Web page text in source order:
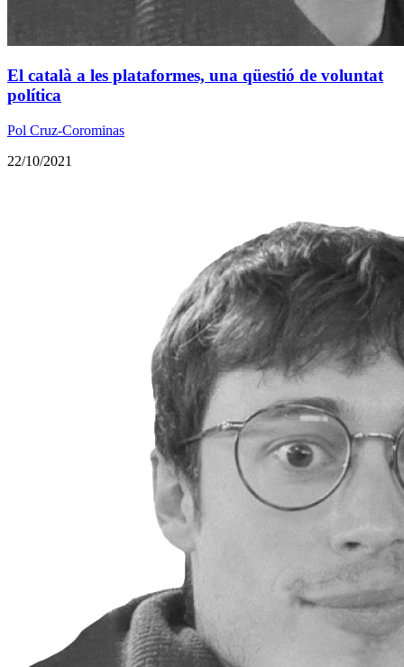
El català a les plataformes, una qüestió de voluntat
política
Pol Cruz-Corominas
22/10/2021